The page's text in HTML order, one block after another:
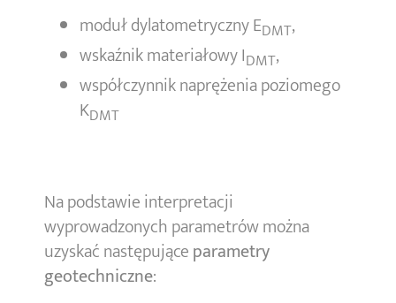
moduł dylatometryczny EDMT,
wskaźnik materiałowy IDMT,
współczynnik naprężenia poziomego
KDMT
Na podstawie interpretacji
wyprowadzonych parametrów można
uzyskać następująceparametry
geotechniczne: